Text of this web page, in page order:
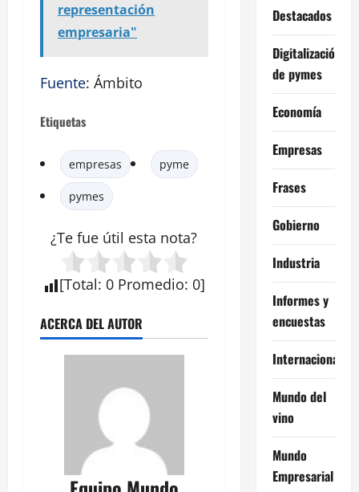
representación
empresaria"
Fuente: Ámbito
Etiquetas
empresas pyme
pymes
¿Te fue útil esta nota?
[Total: 0 Promedio: 0]
ACERCA DEL AUTOR
Destacados
Digitalización
de pymes
Economía
Empresas
Frases
Gobierno
Industria
Informes y
encuestas
Internacional
Mundo del
vino
Mundo
Empresarial